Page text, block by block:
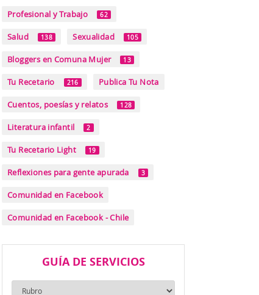
Profesional y Trabajo 62
Salud 138 Sexualidad 105
Bloggers en Comuna Mujer 13
Tu Recetario 216 Publica Tu Nota
Cuentos, poesías y relatos 128
Literatura infantil 2
Tu Recetario Light 19
Reflexiones para gente apurada 3
Comunidad en Facebook
Comunidad en Facebook - Chile
GUÍA DE SERVICIOS